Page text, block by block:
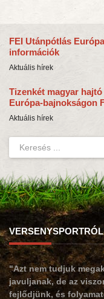
FEI Utánpótlás
információk
Aktuális hírek
Tizenkét magyar
Európa-bajnokságon
Aktuális hírek
VERSENYSPORTRÓL
"Azt nem tudjuk
javuljanak, de az
fejlődjünk, és